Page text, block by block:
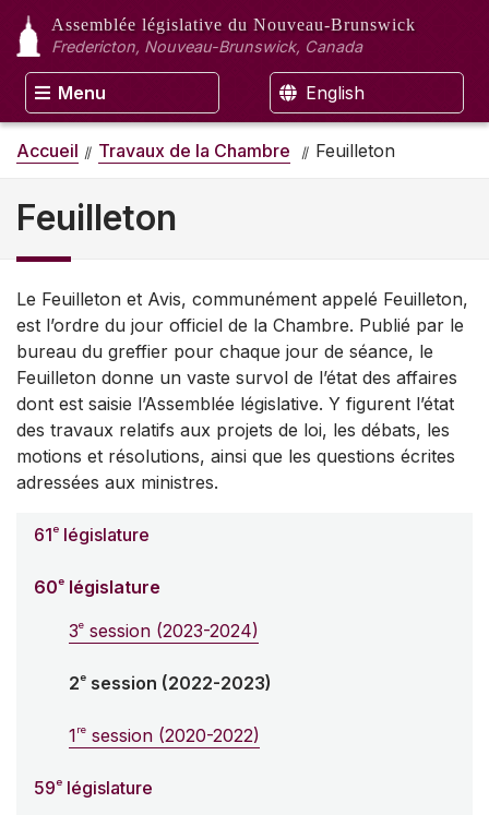
Assemblée législative du Nouveau-Brunswick
Fredericton, Nouveau-Brunswick, Canada
Menu English
Accueil Travaux de la Chambre Feuilleton
Feuilleton
Le Feuilleton et Avis, communément appelé Feuilleton,
est l’ordre du jour officiel de la Chambre. Publié par le
bureau du greffier pour chaque jour de séance, le
Feuilleton donne un vaste survol de l’état des affaires
dont est saisie l’Assemblée législative. Y figurent l’état
des travaux relatifs aux projets de loi, les débats, les
motions et résolutions, ainsi que les questions écrites
adressées aux ministres.
61e législature
60e législature
3e session (2023-2024)
2e session (2022-2023)
1re session (2020-2022)
59e législature